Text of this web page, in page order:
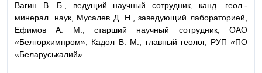
Вагин В. Б., ведущий научный сотрудник, канд. геол.-
минерал. наук, Мусалев Д. Н., заведующий лабораторией,
Ефимов А. М., старший научный сотрудник, ОАО
«Белгорхимпром»; Кадол В. М., главный геолог, РУП «ПО
«Беларуськалий»